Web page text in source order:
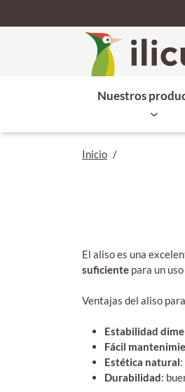
Nuestros
Inicio /
El aliso es una
suficiente para un
Ventajas del aliso
Estabilidad
Fácil
Estética natural
Durabilidad: